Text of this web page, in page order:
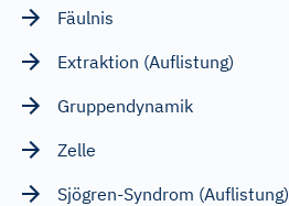
Fäulnis
Extraktion (Auflistung)
Gruppendynamik
Zelle
Sjögren-Syndrom (Auflistung)